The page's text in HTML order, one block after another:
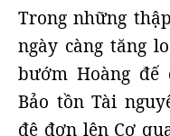
Trong những
ngày càng tăng
bướm Hoàng đế
Bảo tồn Tài
đệ đơn lên Cơ